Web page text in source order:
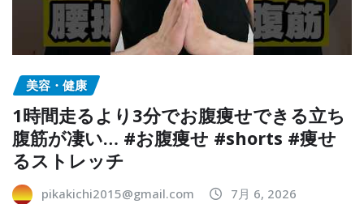
美容・健康
1時間走るより3分でお腹痩せできる立ち
腹筋が凄い… #お腹痩せ #shorts #痩せ
るストレッチ
pikakichi2015@gmail.com 7月 6, 2026